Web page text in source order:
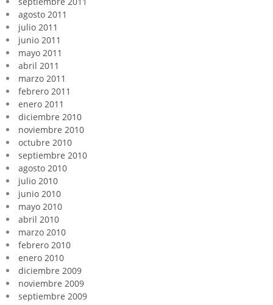
agosto 2011
julio 2011
junio 2011
mayo 2011
abril 2011
marzo 2011
febrero 2011
enero 2011
diciembre 2010
noviembre 2010
octubre 2010
septiembre 2010
agosto 2010
julio 2010
junio 2010
mayo 2010
abril 2010
marzo 2010
febrero 2010
enero 2010
diciembre 2009
noviembre 2009
septiembre 2009